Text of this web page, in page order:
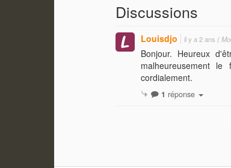
Discussions
Louisdjo il y a 2 ans (
Bonjour. Heureux
malheureusement
cordialement.
1 réponse